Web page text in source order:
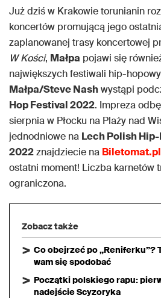
Już dziś w Krakowie torunianin
koncertów promującą jego
zaplanowanej trasy koncertowej
W Kości, Małpa pojawi się
największych festiwali hip-
Małpa/Steve Nashwystąpi
Hop Festival 2022. Impreza
sierpnia w Płocku na Plaży nad
jednodniowe na Lech Polish
2022znajdziecie na Biletomat.pl
ostatni moment! Liczba karnetów
ograniczona.
Zobacz także
Co obejrzeć po „Reniferku”?
wam się spodobać
Początki polskiego rapu:
nadejście Scyzoryka